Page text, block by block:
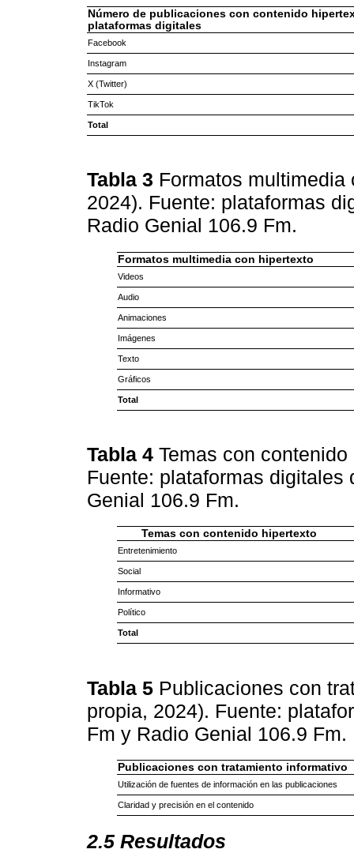
Número de publicaciones con contenido
plataformas digitales
Facebook
Instagram
X (Twitter)
TikTok
Total
Tabla 3 Formatos
2024). Fuente: plataformas
Radio Genial 106.9 Fm.
Formatos multimedia con hipertexto
Videos
Audio
Animaciones
Imágenes
Texto
Gráficos
Total
Tabla 4 Temas con
Fuente: plataformas
Genial 106.9 Fm.
Temas con contenido hipertexto
Entretenimiento
Social
Informativo
Político
Total
Tabla 5 Publicaciones con
propia, 2024). Fuente:
Fm y Radio Genial 106.9 Fm.
Publicaciones con tratamiento informativo
Utilización de fuentes de información en las publicaciones
Claridad y precisión en el contenido
2.5 Resultados